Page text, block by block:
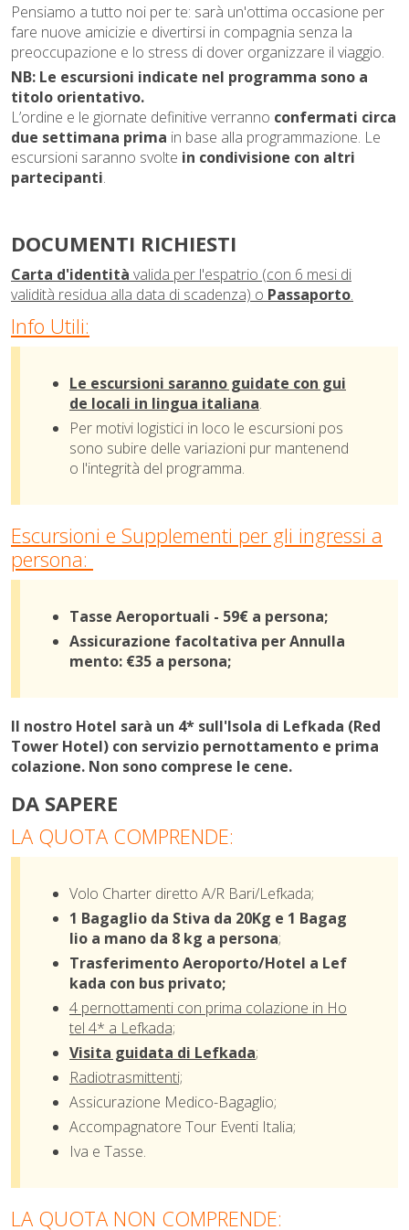
Pensiamo a tutto noi per te: sarà un'ottima occasione per
fare nuove amicizie e divertirsi in compagnia senza la
preoccupazione e lo stress di dover organizzare il viaggio.
NB: Le escursioni indicate nel programma sono a
titolo orientativo.
L’ordine e le giornate definitive verranno confermati circa
due settimana prima in base alla programmazione. Le
escursioni saranno svolte in condivisione con altri
partecipanti.
DOCUMENTI RICHIESTI
Carta d'identità valida per l'espatrio (con 6 mesi di
validità residua alla data di scadenza) o Passaporto.
Info Utili:
Le escursioni saranno guidate con gui
de locali in lingua italiana.
Per motivi logistici in loco le escursioni pos
sono subire delle variazioni pur mantenend
o l'integrità del programma.
Escursioni e Supplementi per gli ingressi a
persona:
Tasse Aeroportuali - 59€ a persona;
Assicurazione facoltativa per Annulla
mento: €35 a persona;
ll nostro Hotel sarà un 4* sull'Isola di Lefkada (Red
Tower Hotel) con servizio pernottamento e prima
colazione. Non sono comprese le cene.
DA SAPERE
LA QUOTA COMPRENDE:
Volo Charter diretto A/R Bari/Lefkada;
1 Bagaglio da Stiva da 20Kg e 1 Bagag
lio a mano da 8 kg a persona;
Trasferimento Aeroporto/Hotel a Lef
kada con bus privato;
4 pernottamenti con prima colazione in Ho
tel 4* a Lefkada;
Visita guidata di Lefkada;
Radiotrasmittenti;
Assicurazione Medico-Bagaglio;
Accompagnatore Tour Eventi Italia;
Iva e Tasse.
LA QUOTA NON COMPRENDE: